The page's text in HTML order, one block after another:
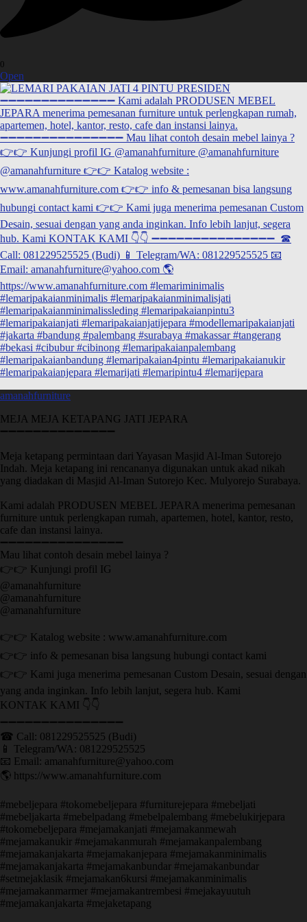
0
Open
amanahfurniture
MEJA MEJA KETAPANG JATI JEPARA
➖➖➖➖➖➖➖➖➖➖➖➖➖➖
Meja ketapang permintaan dari Yayasan Masjid Al-Iman Sutorejo
Indah. Meja ketapang ini rencananya digunakan untuk akad nikah
yang diadakan di Masjid Al-Iman Sutorejo Kec. Mulyorejo Surabaya.
Kami adalah PRODUSEN MEBEL JEPARA menerima pemesanan
furniture untuk perlengkapan rumah, apartemen, hotel, kantor, resto,
cafe dan instansi lainya.
➖➖➖➖➖➖➖➖➖➖➖➖➖➖➖
Mau lihat contoh desain mebel lainya ?
👉👉 Kunjungi profil IG
@amanahfurniture
@amanahfurniture
@amanahfurniture
👉👉 Katalog website : www.amanahfurniture.com
👉👉 info & pemesanan bisa langsung hubungi contact kami
👉👉 Kami juga menerima pemesanan Custom Desain, sesuai dengan
yang anda inginkan. Info lebih lanjut, segera hub. Kami
KONTAK KAMI 👇👇
➖➖➖➖➖➖➖➖➖➖➖➖➖➖➖ ㅤ
☎ Call: 081229525525 (Budi)
📱 Telegram/WA: 081229525525
📧 Email: amanahfurniture@yahoo.com
🌎 https://www.amanahfurniture.com
#mebeljepara #tokomebeljepara #furniturejepara #mebeljati
#mebeljakarta #mebelpadang #mebelpalembang #mebelukirjepara
#tokomebeljepara #mejamakanjati #mejamakanmewah
#mejamakanukir #mejamakanmurah #mejamakanpalembang
#mejamakanjakarta #mejamakanjepara #mejamakanminimalis
#mejamakanjakarta #mejamakanbundar #mejamakanbundar
#setmejaklasik #mejamakan6kursi #mejamakanminimalis
#mejamakanmarmer #mejamakantrembesi #mejakayuutuh
#mejamakanjakarta #mejaketapang